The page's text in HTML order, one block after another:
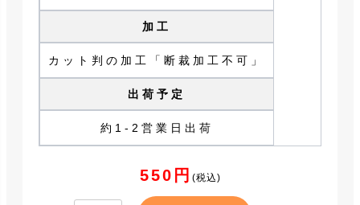
加工
カット判の加工「断裁加工不可」
出荷予定
約1-2営業日出荷
550円 (税込)